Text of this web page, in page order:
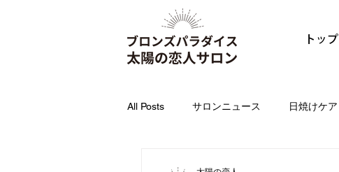
トップ
All Posts サロンニュース 日焼けケア